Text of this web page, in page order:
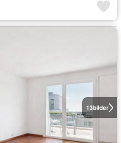
13bilder